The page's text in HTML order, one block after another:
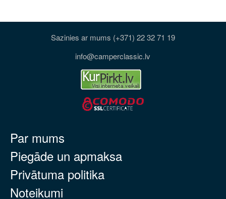
Sazinies ar mums (+371) 22 32 71 19
info@camperclassic.lv
Par mums
Piegāde un apmaksa
Privātuma politika
Noteikumi